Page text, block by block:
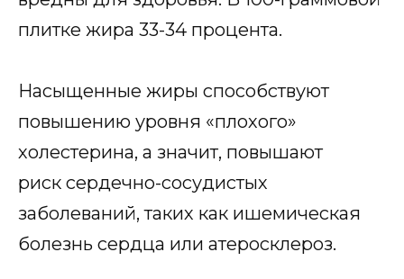
плитке жира 33-34 процента.
Насыщенные жиры способствуют
повышению уровня «плохого»
холестерина, а значит, повышают
риск сердечно-сосудистых
заболеваний, таких как ишемическая
болезнь сердца или атеросклероз.